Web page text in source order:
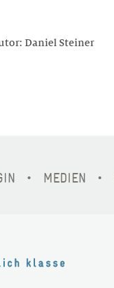
Daniel Steiner
MEDIEN